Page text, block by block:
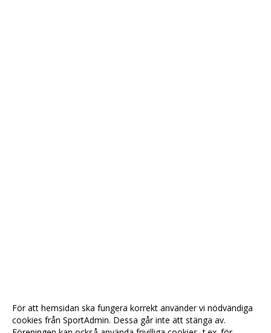
För att hemsidan ska fungera korrekt använder vi nödvändiga
cookies från SportAdmin. Dessa går inte att stänga av.